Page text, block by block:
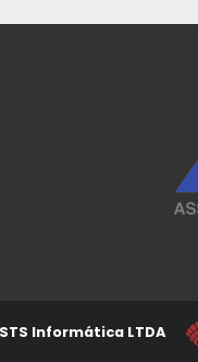
STS Informática LTDA